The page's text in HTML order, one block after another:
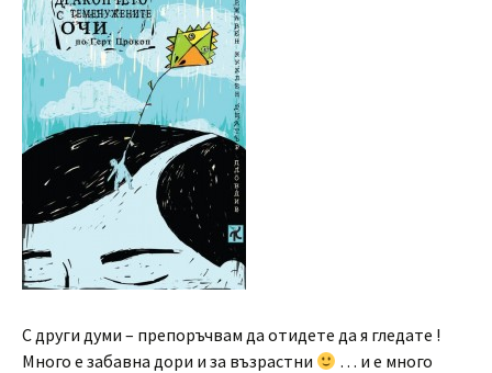
С други думи – препоръчвам да отидете да я гледате !
Много е забавна дори и за възрастни
… и е много